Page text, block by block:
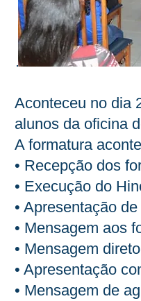
Aconteceu no dia
alunos da oficina
A formatura
• Recepção dos
• Execução do
• Apresentação
• Mensagem aos
• Mensagem
• Apresentação
• Mensagem de